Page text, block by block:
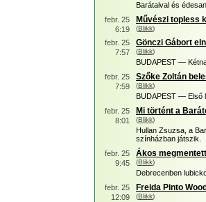
Barátaival és
febr. 25
6:19
Művészi topless
(Blikk)
febr. 25
7:57
Gönczi Gábort
(Blikk)
BUDAPEST —
febr. 25
7:59
Szőke Zoltán
(Blikk)
BUDAPEST — Első
febr. 25
8:01
Mi történt a
(Blikk)
Hullan Zsuzsa, a
színházban játszik.
febr. 25
9:45
Ákos
(Blikk)
Debrecenben
febr. 25
12:09
Freida Pinto
(Blikk)